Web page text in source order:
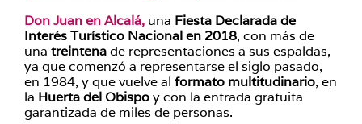
Don Juan en Alcalá, una Fiesta Declarada de
Interés Turístico Nacional en 2018, con más de
una treintenade representaciones a sus espaldas,
ya que comenzó a representarse el siglo pasado,
en 1984, y que vuelve al formato multitudinario, en
la Huerta del Obispoy con la entrada gratuita
garantizada de miles de personas.